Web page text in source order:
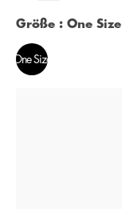
Größe : One Size
One Size